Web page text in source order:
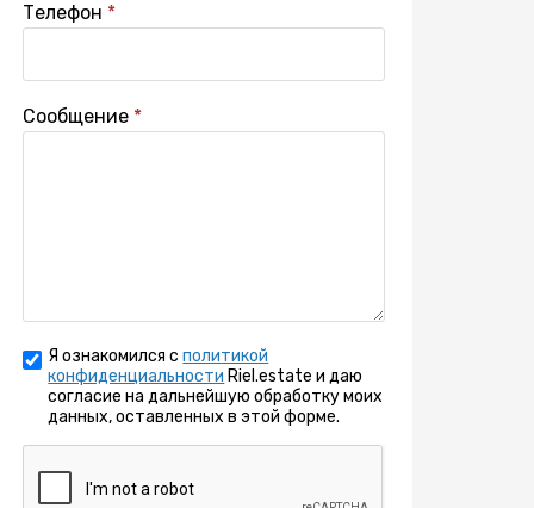
Телефон
Сообщение
Я ознакомился сполитикой
конфиденциальности Riel.estate и даю
согласие на дальнейшую обработку моих
данных, оставленных в этой форме.